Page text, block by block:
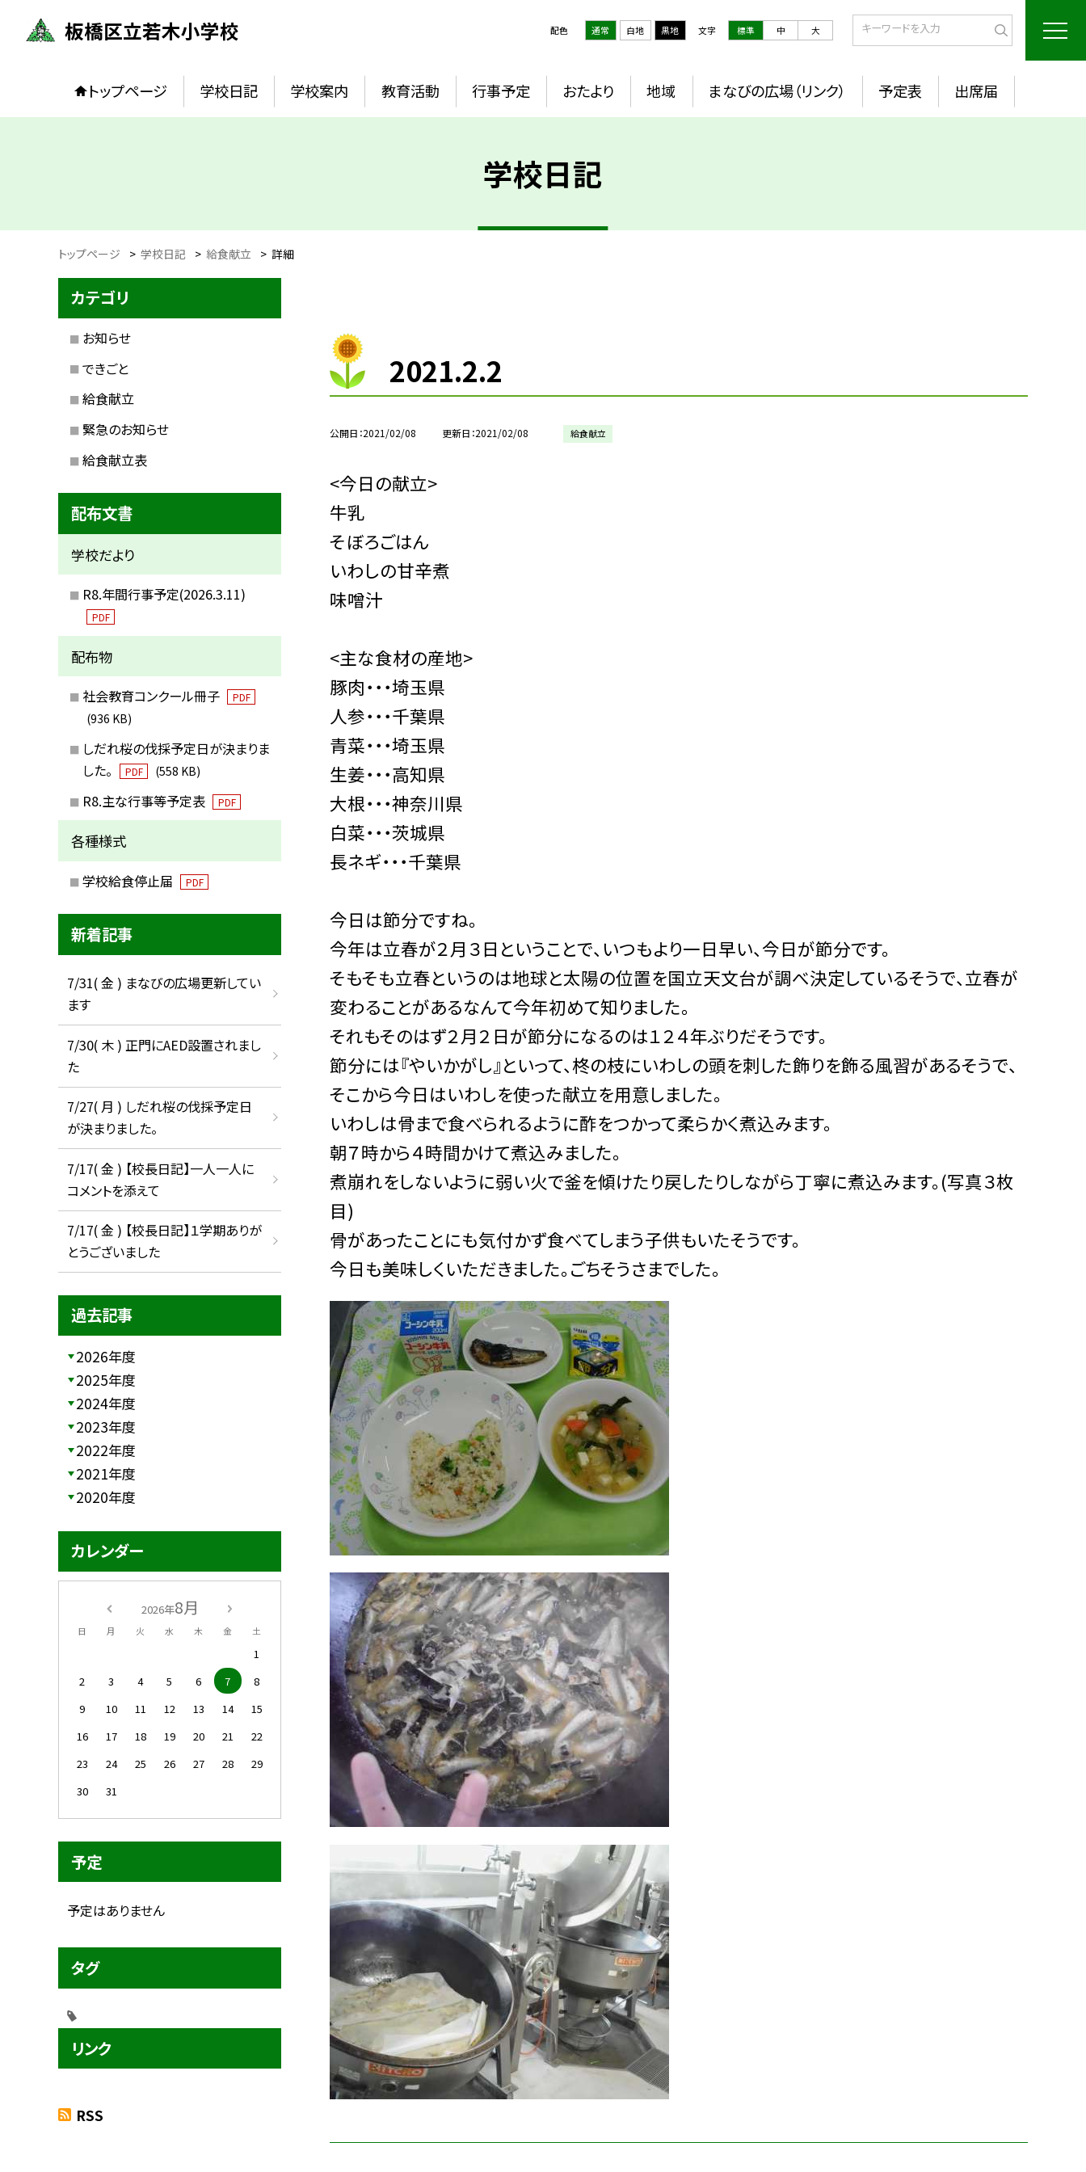
板橋区立若木小学校 配色 通常 白地 黒地 文字 標準 中 大
トップページ 学校日記 学校案内 教育活動 行事予定 おたより 地域 まなびの広場（リンク） 予定表 出席届
学校日記
トップページ > 学校日記 > 給食献立 > 詳細
2021.2.2
公開日 2021/02/08 更新日 2021/02/08 給食献立
<今日の献立>
牛乳
そぼろごはん
いわしの甘辛煮
味噌汁
<主な食材の産地>
豚肉・・・埼玉県
人参・・・千葉県
青菜・・・埼玉県
生姜・・・高知県
大根・・・神奈川県
白菜・・・茨城県
長ネギ・・・千葉県
今日は節分ですね。
今年は立春が２月３日ということで、いつもより一日早い、今日が節分です。
そもそも立春というのは地球と太陽の位置を国立天文台が調べ決定しているそうで、立春が
変わることがあるなんて今年初めて知りました。
それもそのはず２月２日が節分になるのは１２４年ぶりだそうです。
節分には『やいかがし』といって、柊の枝にいわしの頭を刺した飾りを飾る風習があるそうで、
そこから今日はいわしを使った献立を用意しました。
いわしは骨まで食べられるように酢をつかって柔らかく煮込みます。
朝７時から４時間かけて煮込みました。
煮崩れをしないように弱い火で釜を傾けたり戻したりしながら丁寧に煮込みます。(写真３枚
目)
骨があったことにも気付かず食べてしまう子供もいたそうです。
今日も美味しくいただきました。ごちそうさまでした。
カテゴリ
お知らせ
できごと
給食献立
緊急のお知らせ
給食献立表
配布文書
学校だより
R8.年間行事予定(2026.3.11)
PDF
配布物
社会教育コンクール冊子 PDF
(936 KB)
しだれ桜の伐採予定日が決まりま
した。
PDF (558 KB)
R8.主な行事等予定表 PDF
各種様式
学校給食停止届 PDF
新着記事
7/31( 金 ) まなびの広場更新してい
ます
7/30( 木 ) 正門にAED設置されまし
た
7/27( 月 ) しだれ桜の伐採予定日
が決まりました。
7/17( 金 ) 【校長日記】一人一人に
コメントを添えて
7/17( 金 ) 【校長日記】１学期ありが
とうございました
過去記事
2026年度
2025年度
2024年度
2023年度
2022年度
2021年度
2020年度
カレンダー
2026年8月
日 月 火 水 木 金 土
1
2
3 4 5 6 7
8
9
10 11 12 13 14
15
16
17 18 19 20 21
22
23
24 25 26 27 28
29
30
31
予定
予定はありません
タグ
リンク
RSS